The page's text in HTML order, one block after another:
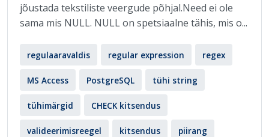
jõustada tekstiliste veergude põhjal.Need ei ole
sama mis NULL. NULL on spetsiaalne tähis, mis o...
regulaaravaldis regular expression regex
MS Access PostgreSQL tühi string
tühimärgid CHECK kitsendus
valideerimisreegel kitsendus piirang